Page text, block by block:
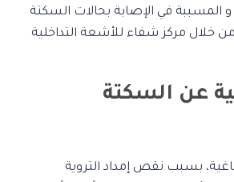
المسببة في الإصابة بحالات السكتة
من خلال مركز شفاء للأشعة التداخلية
عن السكتة
بسبب نقص إمداد التروية